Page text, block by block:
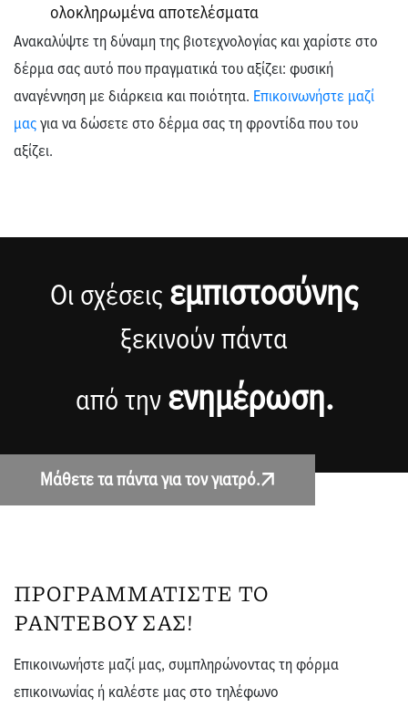
ολοκληρωμένα αποτελέσματα
Ανακαλύψτε τη δύναμη της βιοτεχνολογίας και χαρίστε στο
δέρμα σας αυτό που πραγματικά του αξίζει: φυσική
αναγέννηση με διάρκεια και ποιότητα. Επικοινωνήστε μαζί
μαςγια να δώσετε στο δέρμα σας τη φροντίδα που του
αξίζει.
Οι σχέσεις εμπιστοσύνης
ξεκινούν πάντα
από την ενημέρωση.
Μάθετε τα πάντα για τον γιατρό.
ΠΡΟΓΡΑΜΜΑΤIΣΤΕ ΤΟ
ΡΑΝΤΕΒΟY ΣΑΣ!
Επικοινωνήστε μαζί μας, συμπληρώνοντας τη φόρμα
επικοινωνίας ή καλέστε μας στο τηλέφωνο